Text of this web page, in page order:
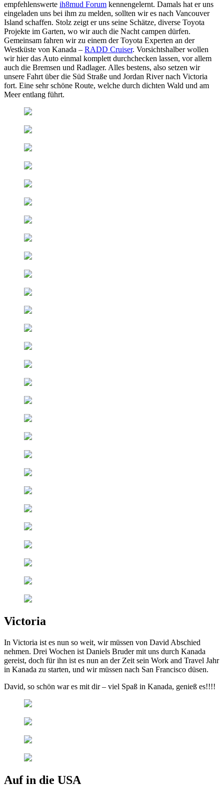
empfehlenswerte ih8mud Forum kennengelernt. Damals hat er uns
eingeladen uns bei ihm zu melden, sollten wir es nach Vancouver
Island schaffen. Stolz zeigt er uns seine Schätze, diverse Toyota
Projekte im Garten, wo wir auch die Nacht campen dürfen.
Gemeinsam fahren wir zu einem der Toyota Experten an der
Westküste von Kanada – RADD Cruiser. Vorsichtshalber wollen
wir hier das Auto einmal komplett durchchecken lassen, vor allem
auch die Bremsen und Radlager. Alles bestens, also setzen wir
unsere Fahrt über die Süd Straße und Jordan River nach Victoria
fort. Eine sehr schöne Route, welche durch dichten Wald und am
Meer entlang führt.
Victoria
In Victoria ist es nun so weit, wir müssen von David Abschied
nehmen. Drei Wochen ist Daniels Bruder mit uns durch Kanada
gereist, doch für ihn ist es nun an der Zeit sein Work and Travel Jahr
in Kanada zu starten, und wir müssen nach San Francisco düsen.
David, so schön war es mit dir – viel Spaß in Kanada, genieß es!!!!
Auf in die USA